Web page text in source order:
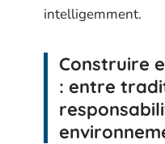
intelligemment.
Construire
: entre